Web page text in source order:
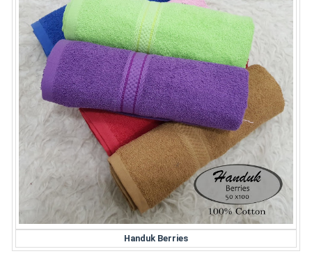
Handuk Berries